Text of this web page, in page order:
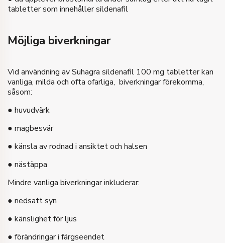
tabletter som innehåller sildenafil
Möjliga biverkningar
Vid användning av Suhagra sildenafil 100 mg tabletter kan
vanliga, milda och ofta ofarliga, biverkningar förekomma,
såsom:
● huvudvärk
● magbesvär
● känsla av rodnad i ansiktet och halsen
● nästäppa
Mindre vanliga biverkningar inkluderar:
● nedsatt syn
● känslighet för ljus
● förändringar i färgseendet